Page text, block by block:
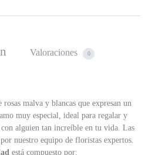
Valoraciones 0
rosas malva y blancas que expresan un
muy especial, ideal para regalar y
alguien tan increíble en tu vida. Las
nuestro equipo de floristas expertos.
está compuesto por: